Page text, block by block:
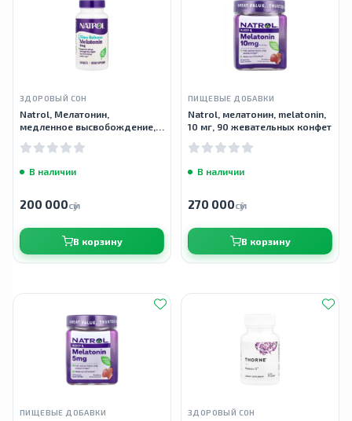
ЗДОРОВЫЙ СОН
Natrol, Мелатонин,
медленное высвобождение, с
5 мг, 100 таблеток
В наличии
200 000сӯм
В корзину
ПИЩЕВЫЕ ДОБАВКИ
Natrol, мелатонин, melatonin,
10 мг, 90 жевательных конфет
В наличии
270 000сӯм
В корзину
ПИЩЕВЫЕ ДОБАВКИ ЗДОРОВЫЙ СОН